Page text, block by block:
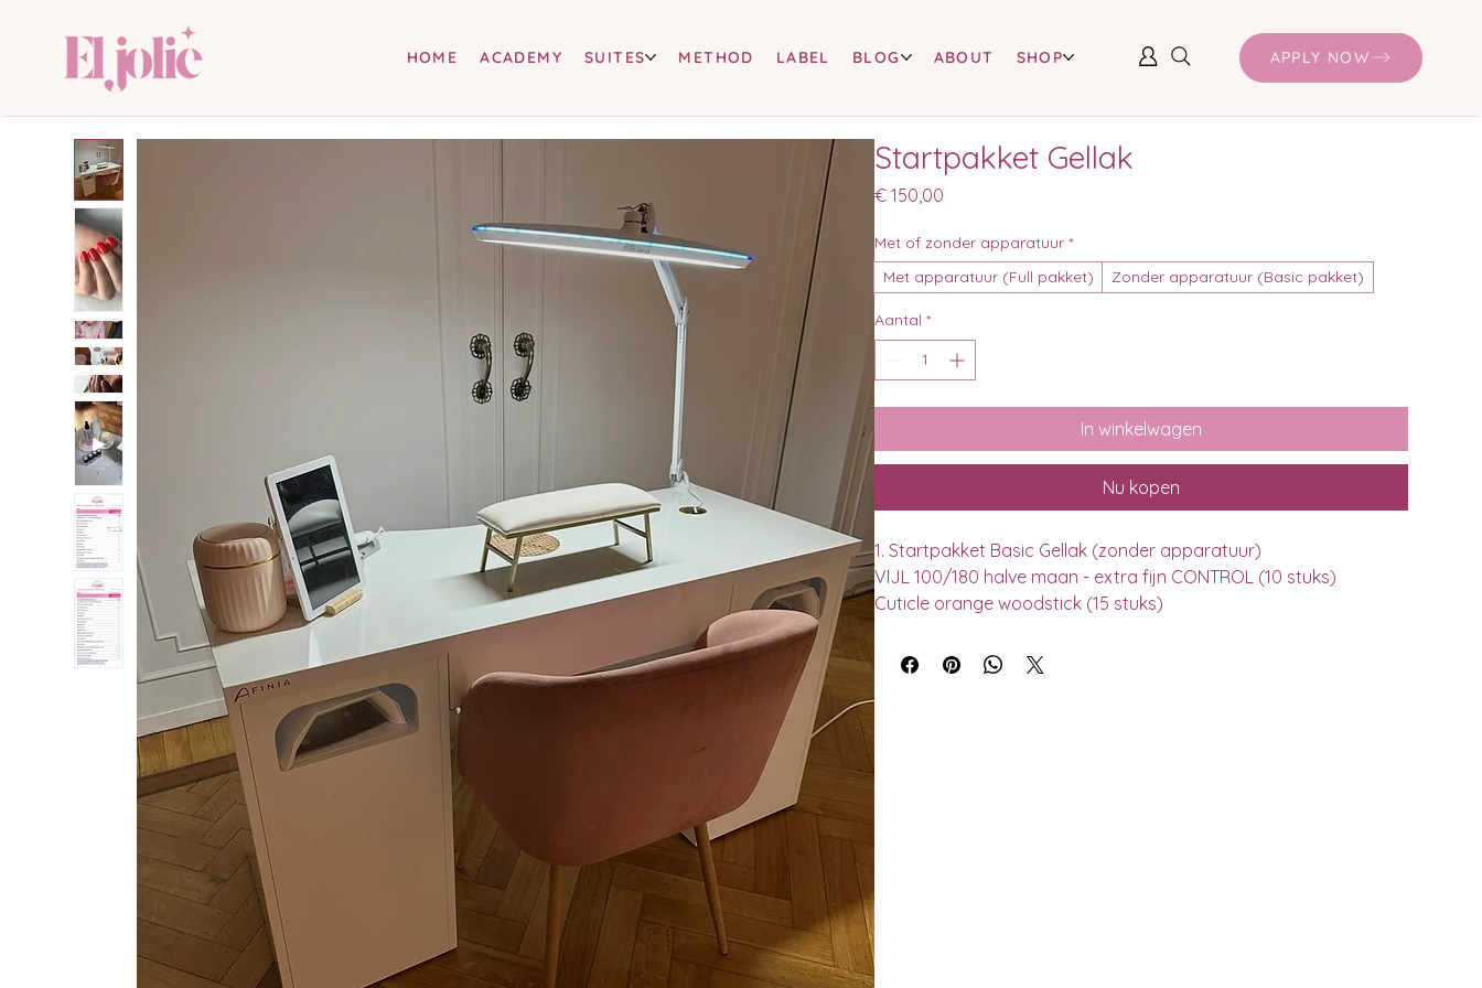
HOME ACADEMY SUITES METHOD LABEL BLOG ABOUT SHOP APPLY NOW
Startpakket Gellak
€ 150,00Prijs
Met of zonder apparatuur *
Met apparatuur (Full pakket)
Zonder apparatuur (Basic pakket)
Aantal *
In winkelwagen
Nu kopen
1. Startpakket Basic Gellak (zonder apparatuur)
VIJL 100/180 halve maan - extra fijn CONTROL (10 stuks)
Cuticle orange woodstick (15 stuks)
Zilveren nagelriemschaar
Celstofdeppers
Standard Nail Prep
Handcrème (geur naar keuze) klein
Expert Base 1096
Mineral Top 1335